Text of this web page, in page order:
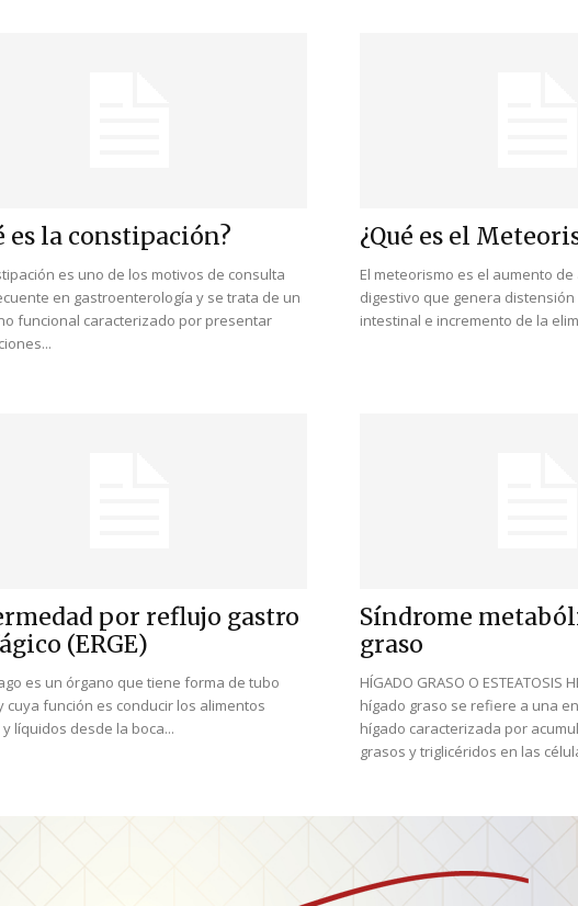
es la constipación?
es uno de los motivos de consulta
en gastroenterología y se trata de un
funcional caracterizado por presentar
¿Qué es el
El meteorismo es el aumento
digestivo que genera
intestinal e incremento de la
por reflujo gastro
(ERGE)
es un órgano que tiene forma de tubo
cuya función es conducir los alimentos
líquidos desde la boca...
Síndrome
graso
HÍGADO GRASO O ESTEATOSIS
hígado graso se refiere a una
hígado caracterizada por
grasos y triglicéridos en las